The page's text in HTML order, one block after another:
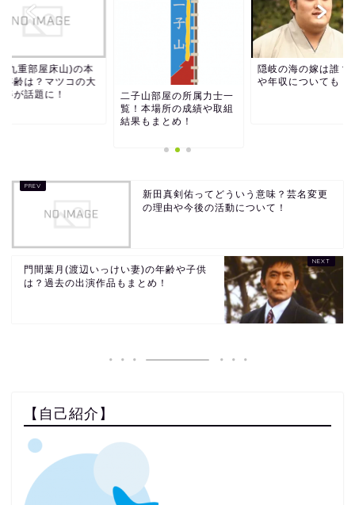
(九重部屋床山)の本
年齢は？マツコの大
姿が話題に！
二子山部屋の所属力士一
覧！本場所の成績や取組
結果もまとめ！
隠岐の海の嫁は誰？
や年収についても！
新田真剣佑ってどういう意味？芸名変更
の理由や今後の活動について！
門間葉月(渡辺いっけい妻)の年齢や子供
は？過去の出演作品もまとめ！
【自己紹介】